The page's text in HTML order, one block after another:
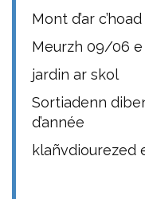
Mont d’ar
Meurzh 09/06 e
jardin ar skol
Sortiadenn
d’année
klañvdiourezed